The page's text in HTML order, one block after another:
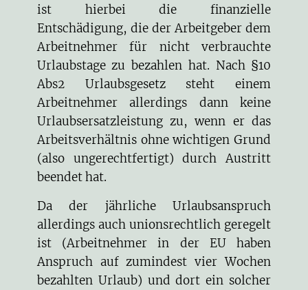
ist hierbei die finanzielle
Entschädigung, die der Arbeitgeber dem
Arbeitnehmer für nicht verbrauchte
Urlaubstage zu bezahlen hat. Nach §10
Abs2 Urlaubsgesetz steht einem
Arbeitnehmer allerdings dann keine
Urlaubsersatzleistung zu, wenn er das
Arbeitsverhältnis ohne wichtigen Grund
(also ungerechtfertigt) durch Austritt
beendet hat.
Da der jährliche Urlaubsanspruch
allerdings auch unionsrechtlich geregelt
ist (Arbeitnehmer in der EU haben
Anspruch auf zumindest vier Wochen
bezahlten Urlaub) und dort ein solcher